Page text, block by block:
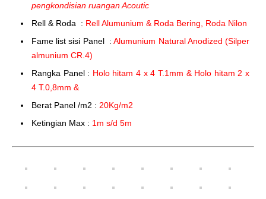
pengkondisian ruangan Acoutic
Rell & Roda : Rell Alumunium & Roda Bering, Roda Nilon
Fame list sisi Panel :Alumunium Natural Anodized (Silper
almunium CR.4)
Rangka Panel : Holo hitam 4 x 4 T.1mm & Holo hitam 2 x
4 T.0,8mm &
Berat Panel /m2 : 20Kg/m2
Ketingian Max : 1m s/d 5m